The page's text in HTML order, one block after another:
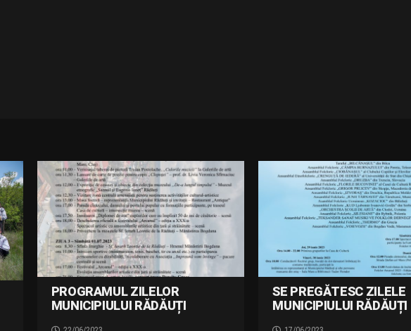
PROGRAMUL ZILELOR
MUNICIPIULUI RĂDĂUȚI
SE PREGĂTESC ZILELE
MUNICIPIULUI